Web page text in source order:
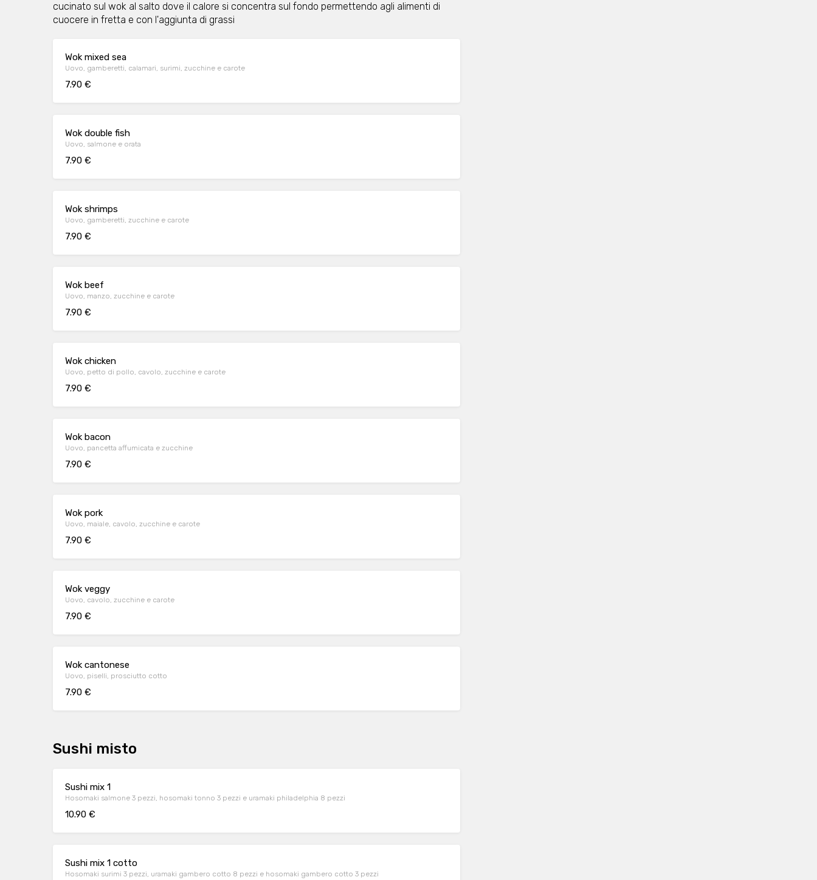
cucinato sul wok al salto dove il calore si concentra sul fondo permettendo agli alimenti di
cuocere in fretta e con l'aggiunta di grassi
Wok mixed sea
Uovo, gamberetti, calamari, surimi, zucchine e carote
7.90 €
Wok double fish
Uovo, salmone e orata
7.90 €
Wok shrimps
Uovo, gamberetti, zucchine e carote
7.90 €
Wok beef
Uovo, manzo, zucchine e carote
7.90 €
Wok chicken
Uovo, petto di pollo, cavolo, zucchine e carote
7.90 €
Wok bacon
Uovo, pancetta affumicata e zucchine
7.90 €
Wok pork
Uovo, maiale, cavolo, zucchine e carote
7.90 €
Wok veggy
Uovo, cavolo, zucchine e carote
7.90 €
Wok cantonese
Uovo, piselli, prosciutto cotto
7.90 €
Sushi misto
Sushi mix 1
Hosomaki salmone 3 pezzi, hosomaki tonno 3 pezzi e uramaki philadelphia 8 pezzi
10.90 €
Sushi mix 1 cotto
Hosomaki surimi 3 pezzi, uramaki gambero cotto 8 pezzi e hosomaki gambero cotto 3 pezzi